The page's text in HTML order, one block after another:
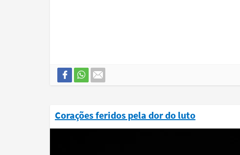
Corações feridos pela dor do luto